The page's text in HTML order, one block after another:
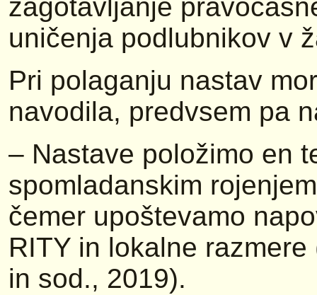
zagotavljanje
uničenja podlubnikov v
Pri polaganju nastav
navodila, predvsem pa
– Nastave položimo en
spomladanskim
čemer upoštevamo
RITY in lokalne
in sod., 2019).